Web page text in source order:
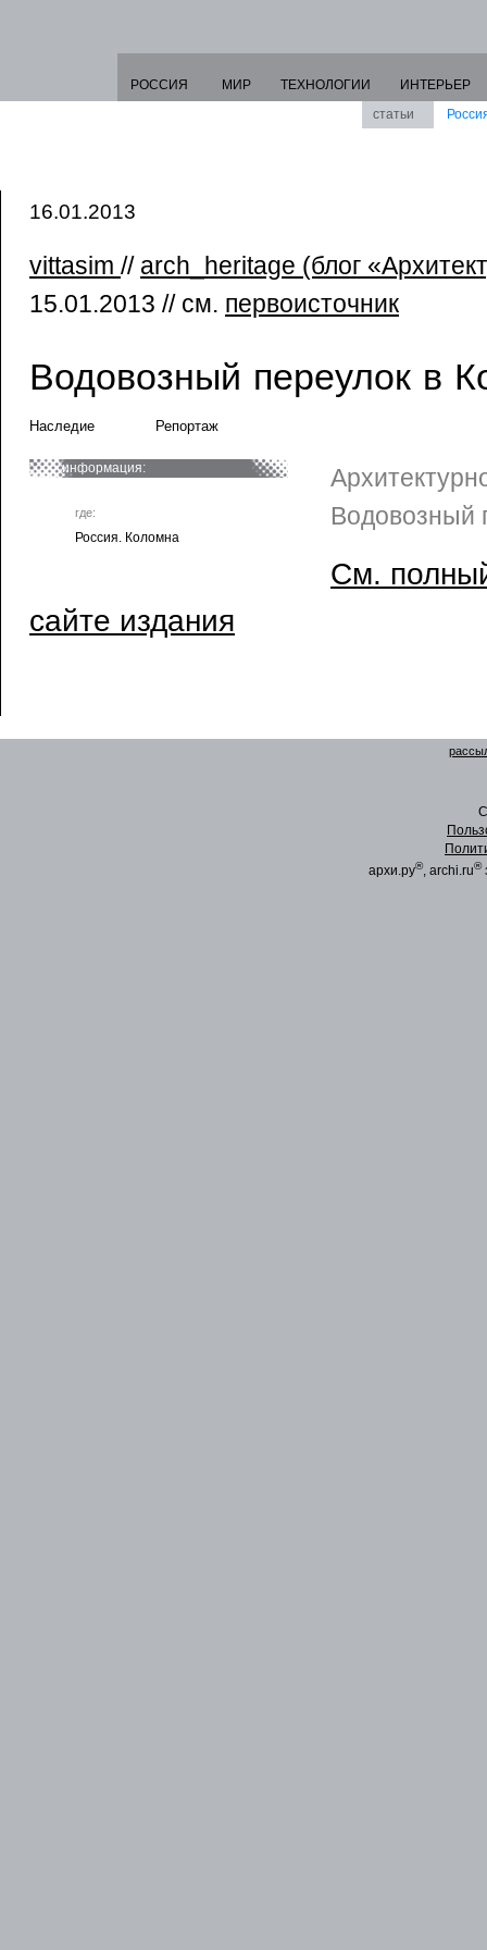
РОССИЯ МИР ТЕХНОЛОГИИ
ИНТЕРЬЕР
статьи
16.01.2013
vittasim // arch_heritage (блог
15.01.2013 // см. первоисточник
Водовозный переулок в
Наследие Репортаж
информация:
где:
Россия. Коломна
Водовозный
См.
сайте издания
архи.ру®, archi.ru®